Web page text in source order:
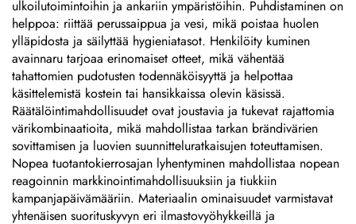
ulkoilutoimintoihin ja ankariin ympäristöihin. Puhdistaminen on
helppoa: riittää perussaippua ja vesi, mikä poistaa huolen
ylläpidosta ja säilyttää hygieniatasot. Henkilöity kuminen
avainnaru tarjoaa erinomaiset otteet, mikä vähentää
tahattomien pudotusten todennäköisyyttä ja helpottaa
käsittelemistä kostein tai hansikkaissa olevin käsissä.
Räätälöintimahdollisuudet ovat joustavia ja tukevat rajattomia
värikombinaatioita, mikä mahdollistaa tarkan brändivärien
sovittamisen ja luovien suunnitteluratkaisujen toteuttamisen.
Nopea tuotantokierrosajan lyhentyminen mahdollistaa nopean
reagoinnin markkinointimahdollisuuksiin ja tiukkiin
kampanjapäivämääriin. Materiaalin ominaisuudet varmistavat
yhtenäisen suorituskyvyn eri ilmastovyöhykkeillä ja